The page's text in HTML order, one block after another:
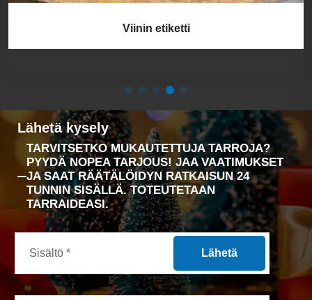
Paperinen välipalatarra
Lähetä kysely
TARVITSETKO MUKAUTETTUJA TARROJA?
PYYDÄ NOPEA TARJOUS! JAA VAATIMUKSET
JA SAAT RÄÄTÄLÖIDYN RATKAISUN 24
TUNNIN SISÄLLÄ. TOTEUTETAAN
TARRAIDEASI.
Lähetä
Uudet tuotteet
ESITTELYSSÄ YMPÄRISTÖYSTÄVÄLLISET
BIOHAJOAVAT ETIKETIT! INNOVATIIVINEN,